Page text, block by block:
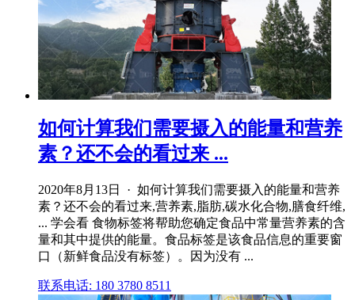
如何计算我们需要摄入的能量和营养
素？还不会的看过来 ...
2020年8月13日 · 如何计算我们需要摄入的能量和营养
素？还不会的看过来,营养素,脂肪,碳水化合物,膳食纤维,
... 学会看 食物标签将帮助您确定食品中常量营养素的含
量和其中提供的能量。食品标签是该食品信息的重要窗
口（新鲜食品没有标签）。因为没有 ...
联系电话: 180 3780 8511